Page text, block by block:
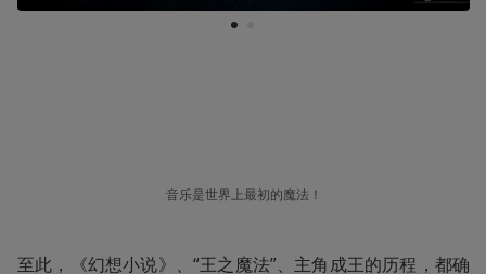
1
音乐是世界上最初的魔法！
至此，《幻想小说》、“王之魔法”、主角成王的历程，都确